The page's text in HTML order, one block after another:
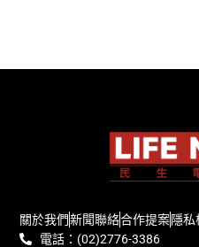
關於我們新聞聯絡合作提案隱
電話：(02)2776-3386